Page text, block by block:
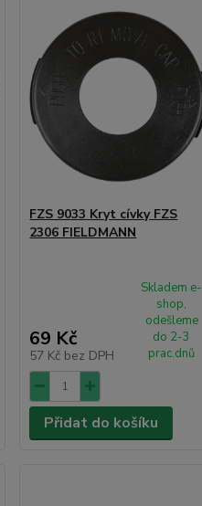
FZS 9033 Kryt cívky FZS
2306 FIELDMANN
69 Kč
57 Kč bez DPH
Skladem e-
shop,
odešleme
do 2-3
prac.dnů
Přidat do košíku